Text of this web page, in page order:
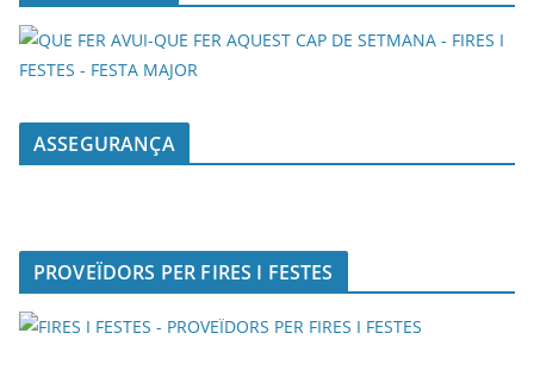
ASSEGURANÇA
PROVEÏDORS PER FIRES I FESTES